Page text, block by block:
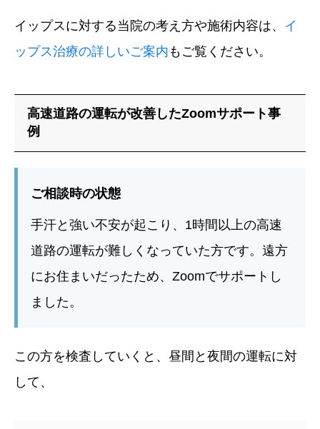
イップスに対する当院の考え方や施術内容は、 イ
ップス治療の詳しいご案内 もご覧ください。
高速道路の運転が改善したZoomサポート事
例
ご相談時の状態
手汗と強い不安が起こり、1時間以上の高速
道路の運転が難しくなっていた方です。遠方
にお住まいだったため、Zoomでサポートし
ました。
この方を検査していくと、昼間と夜間の運転に対
して、